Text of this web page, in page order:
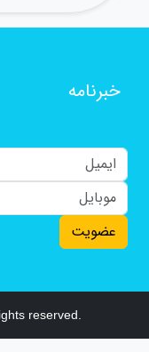
خبرنامه
عضویت
reserved.